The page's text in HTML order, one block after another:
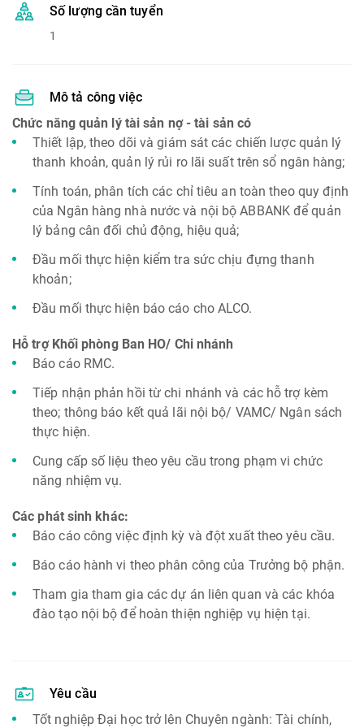
Số lượng cần tuyển
1
Mô tả công việc
Chức năng quản lý tài sản nợ - tài sản có
Thiết lập, theo dõi và giám sát các chiến lược quản lý
thanh khoản, quản lý rủi ro lãi suất trên sổ ngân hàng;
Tính toán, phân tích các chỉ tiêu an toàn theo quy định
của Ngân hàng nhà nước và nội bộ ABBANK để quản
lý bảng cân đối chủ động, hiệu quả;
Đầu mối thực hiện kiểm tra sức chịu đựng thanh
khoản;
Đầu mối thực hiện báo cáo cho ALCO.
Hỗ trợ Khối phòng Ban HO/ Chi nhánh
Báo cáo RMC.
Tiếp nhận phản hồi từ chi nhánh và các hỗ trợ kèm
theo; thông báo kết quả lãi nội bộ/ VAMC/ Ngân sách
thực hiện.
Cung cấp số liệu theo yêu cầu trong phạm vi chức
năng nhiệm vụ.
Các phát sinh khác:
Báo cáo công việc định kỳ và đột xuất theo yêu cầu.
Báo cáo hành vi theo phân công của Trưởng bộ phận.
Tham gia tham gia các dự án liên quan và các khóa
đào tạo nội bộ để hoàn thiện nghiệp vụ hiện tại.
Yêu cầu
Tốt nghiệp Đại học trở lên Chuyên ngành: Tài chính,